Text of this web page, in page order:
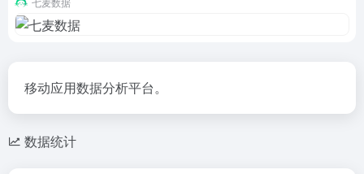
移动应用数据分析平台。
数据统计